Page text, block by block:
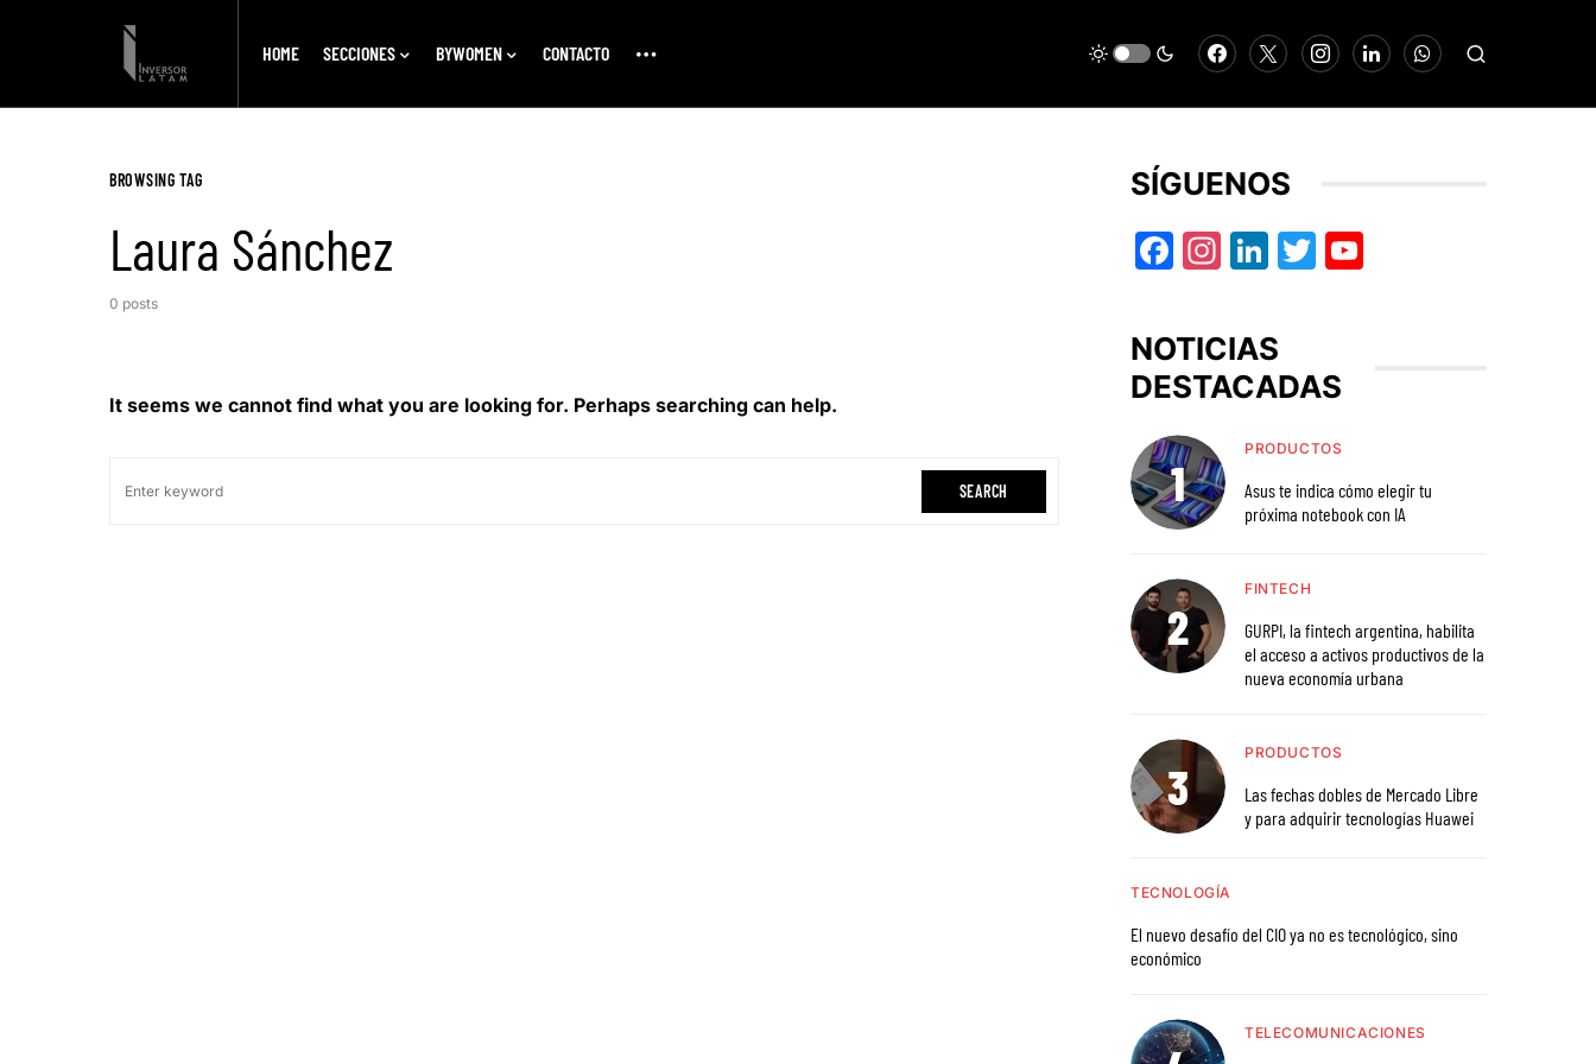
HOME SECCIONES BYWOMEN CONTACTO
BROWSING TAG
Laura Sánchez
0 posts
It seems we cannot find what you are looking for. Perhaps searching can help.
SEARCH
SÍGUENOS
Facebook
Instagram
LinkedIn
Twitter
NOTICIAS
DESTACADAS
PRODUCTOS
Asus te indica cómo elegir tu
próxima notebook con IA
FINTECH
GURPI, la fintech argentina, habilita
el acceso a activos productivos de la
nueva economía urbana
PRODUCTOS
Las fechas dobles de Mercado Libre
y para adquirir tecnologías Huawei
TECNOLOGÍA
El nuevo desafío del CIO ya no es tecnológico, sino
económico
TELECOMUNICACIONES